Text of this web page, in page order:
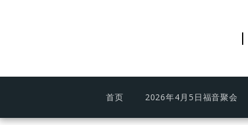
首页 2026年4月5日福音聚会